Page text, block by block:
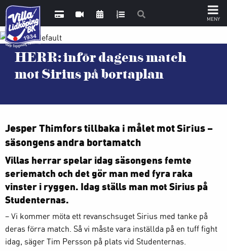
HERR: inför dagens match
mot Sirius på bortaplan
Jesper Thimfors tillbaka i målet mot Sirius –
säsongens andra bortamatch
Villas herrar spelar idag säsongens femte
seriematch och det gör man med fyra raka
vinster i ryggen. Idag ställs man mot Sirius på
Studenternas.
– Vi kommer möta ett revanschsuget Sirius med tanke på
deras förra match. Så vi måste vara inställda på en tuff fight
idag, säger Tim Persson på plats vid Studenternas.